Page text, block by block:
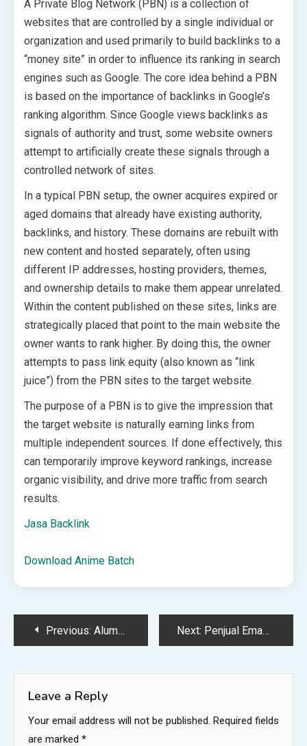
A Private Blog Network (PBN) is a collection of
websites that are controlled by a single individual or
organization and used primarily to build backlinks to a
“money site” in order to influence its ranking in search
engines such as Google. The core idea behind a PBN
is based on the importance of backlinks in Google’s
ranking algorithm. Since Google views backlinks as
signals of authority and trust, some website owners
attempt to artificially create these signals through a
controlled network of sites.
In a typical PBN setup, the owner acquires expired or
aged domains that already have existing authority,
backlinks, and history. These domains are rebuilt with
new content and hosted separately, often using
different IP addresses, hosting providers, themes,
and ownership details to make them appear unrelated.
Within the content published on these sites, links are
strategically placed that point to the main website the
owner wants to rank higher. By doing this, the owner
attempts to pass link equity (also known as “link
juice”) from the PBN sites to the target website.
The purpose of a PBN is to give the impression that
the target website is naturally earning links from
multiple independent sources. If done effectively, this
can temporarily improve keyword rankings, increase
organic visibility, and drive more traffic from search
results.
Jasa Backlink
Download Anime Batch
PostPrevious: Alumni SMEAN 1996 Kayuagung Gelar Silaturahmi di Teluk Gelam Next: Penjual Emas di Dabo Singkep Ungkap Tren Lebaran 2026, Warga Ramai Jual Emas untuk Kebutuhan – capacitaciontotalcdmx
Leave a Reply
Your email address will not be published. Required fields
are marked *